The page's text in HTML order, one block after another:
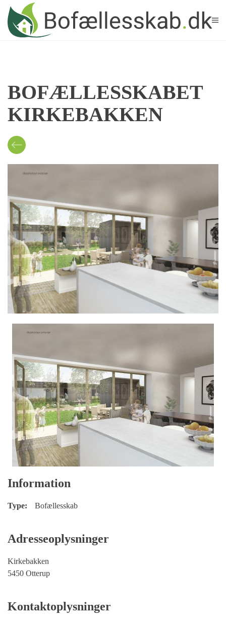
Skip to main content
BOFÆLLESSKABET
KIRKEBAKKEN
Information
Type: Bofællesskab
Adresseoplysninger
Kirkebakken
5450 Otterup
Kontaktoplysninger